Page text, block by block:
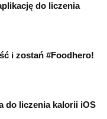
do liczenia
i zostań #Foodhero!
do liczenia kalorii iOS